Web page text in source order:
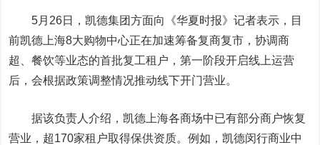
5月26日，凯德集团方面向《华夏时报》记者表示，目
前凯德上海8大购物中心正在加速筹备复商复市，协调商
超、餐饮等业态的首批复工租户，第一阶段开启线上运营
后，会根据政策调整情况推动线下开门营业。
据该负责人介绍，凯德上海各商场中已有部分商户恢复
营业，超170家租户取得保供资质。例如，凯德闵行商业中